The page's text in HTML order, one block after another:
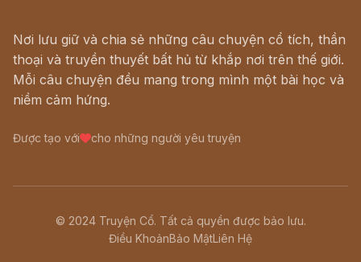
Nơi lưu giữ và chia sẻ những câu chuyện cổ tích, thần
thoại và truyền thuyết bất hủ từ khắp nơi trên thế giới.
Mỗi câu chuyện đều mang trong mình một bài học và
niềm cảm hứng.
Được tạo với cho những người yêu truyện
© 2024 Truyện Cổ. Tất cả quyền được bảo lưu.
Điều KhoảnBảo MậtLiên Hệ